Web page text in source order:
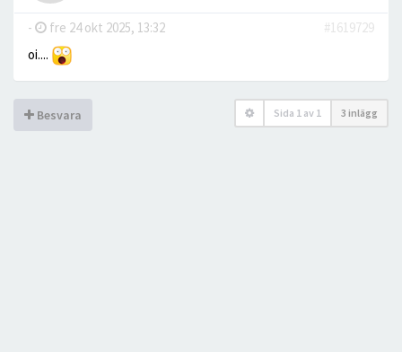
- fre 24 okt 2025, 13:32
#1619729
oi....
Besvara Sida 1 av 1 3 inlägg